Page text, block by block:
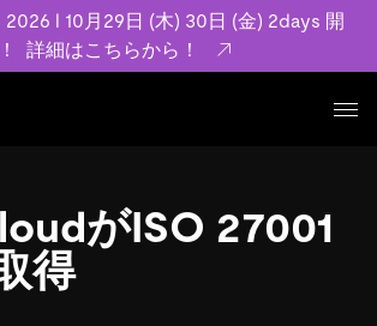
l 10月29日 (木) 30日 (金) 2days 開
詳細はこちらから！
データベースで高可用性と水平スケー
大規模データをリアルタイムで処理でき
がISO 27001
得